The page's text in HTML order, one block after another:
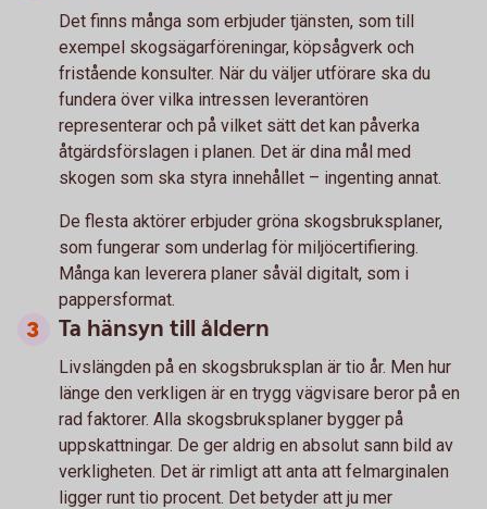
Det finns många som erbjuder tjänsten, som till
exempel skogsägarföreningar, köpsågverk och
fristående konsulter. När du väljer utförare ska du
fundera över vilka intressen leverantören
representerar och på vilket sätt det kan påverka
åtgärdsförslagen i planen. Det är dina mål med
skogen som ska styra innehållet – ingenting annat.
De flesta aktörer erbjuder gröna skogsbruksplaner,
som fungerar som underlag för miljöcertifiering.
Många kan leverera planer såväl digitalt, som i
pappersformat.
Ta hänsyn till åldern
Livslängden på en skogsbruksplan är tio år. Men hur
länge den verkligen är en trygg vägvisare beror på en
rad faktorer. Alla skogsbruksplaner bygger på
uppskattningar. De ger aldrig en absolut sann bild av
verkligheten. Det är rimligt att anta att felmarginalen
ligger runt tio procent. Det betyder att ju mer